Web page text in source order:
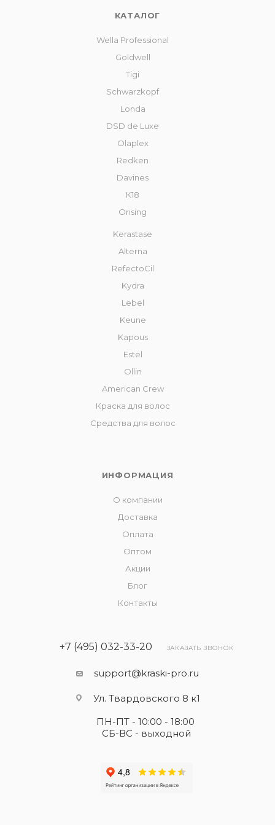
КАТАЛОГ
Wella Professional
Goldwell
Tigi
Schwarzkopf
Londa
DSD de Luxe
Olaplex
Redken
Davines
К18
Orising
Kerastase
Alterna
RefectoCil
Kydra
Lebel
Keune
Kapous
Estel
Ollin
American Crew
Краска для волос
Средства для волос
ИНФОРМАЦИЯ
О компании
Доставка
Оплата
Оптом
Акции
Блог
Контакты
+7 (495) 032-33-20 ЗАКАЗАТЬ ЗВОНОК
support@kraski-pro.ru
Ул. Твардовского 8 к1
ПН-ПТ - 10:00 - 18:00
СБ-ВС - выходной